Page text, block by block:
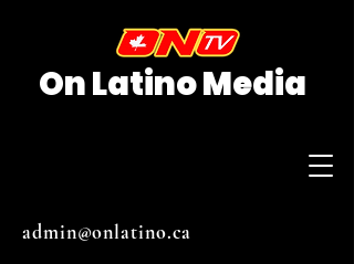
On Latino Media
admin@onlatino.ca